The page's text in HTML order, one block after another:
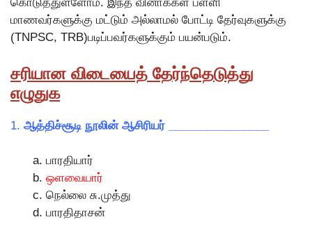
கொடுத்துள்ளோம். இந்த வினாக்கள் பள்ளி
மாணவர்களுக்கு மட்டும் அல்லாமல் போட்டி தேர்வுகளுக்கு
(TNPSC, TRB)படிப்பவர்களுக்கும் பயன்படும்.
சரியான விடையைத் தேர்ந்தெடுத்து
எழுதுக
1. ஆத்திச்சூடி நூலின் ஆசிரியர் ________________
பாரதியார்
ஒளவையார்
நெல்லை சு.முத்து
பாரதிதாசன்